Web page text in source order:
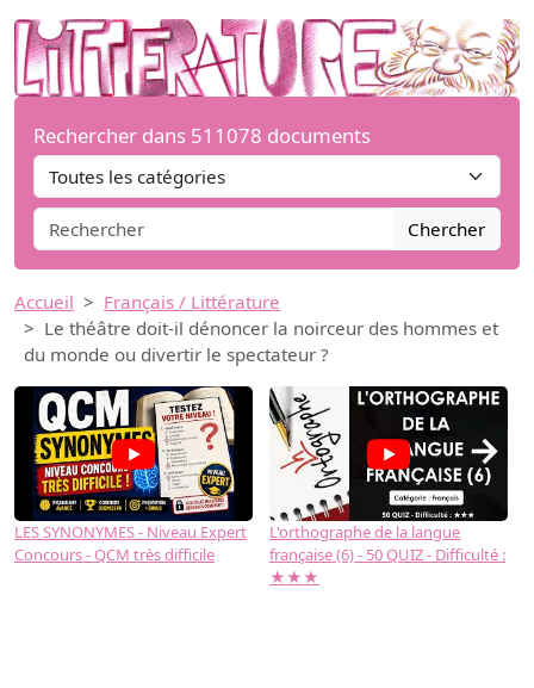
Rechercher dans 511078 documents
Chercher
Accueil
Français / Littérature
Le théâtre doit-il dénoncer la noirceur des hommes et
du monde ou divertir le spectateur ?
LES SYNONYMES - Niveau Expert
Concours - QCM très difficile
L'orthographe de la langue
française (6) - 50 QUIZ - Difficulté :
★★★
→